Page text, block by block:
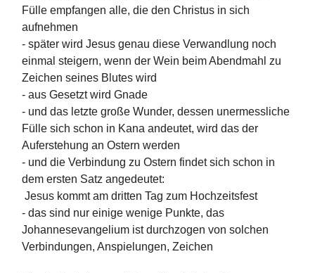
Fülle empfangen alle, die den Christus in sich
aufnehmen
- später wird Jesus genau diese Verwandlung noch
einmal steigern, wenn der Wein beim Abendmahl zu
Zeichen seines Blutes wird
- aus Gesetzt wird Gnade
- und das letzte große Wunder, dessen unermessliche
Fülle sich schon in Kana andeutet, wird das der
Auferstehung an Ostern werden
- und die Verbindung zu Ostern findet sich schon in
dem ersten Satz angedeutet:
Jesus kommt am dritten Tag zum Hochzeitsfest
- das sind nur einige wenige Punkte, das
Johannesevangelium ist durchzogen von solchen
Verbindungen, Anspielungen, Zeichen